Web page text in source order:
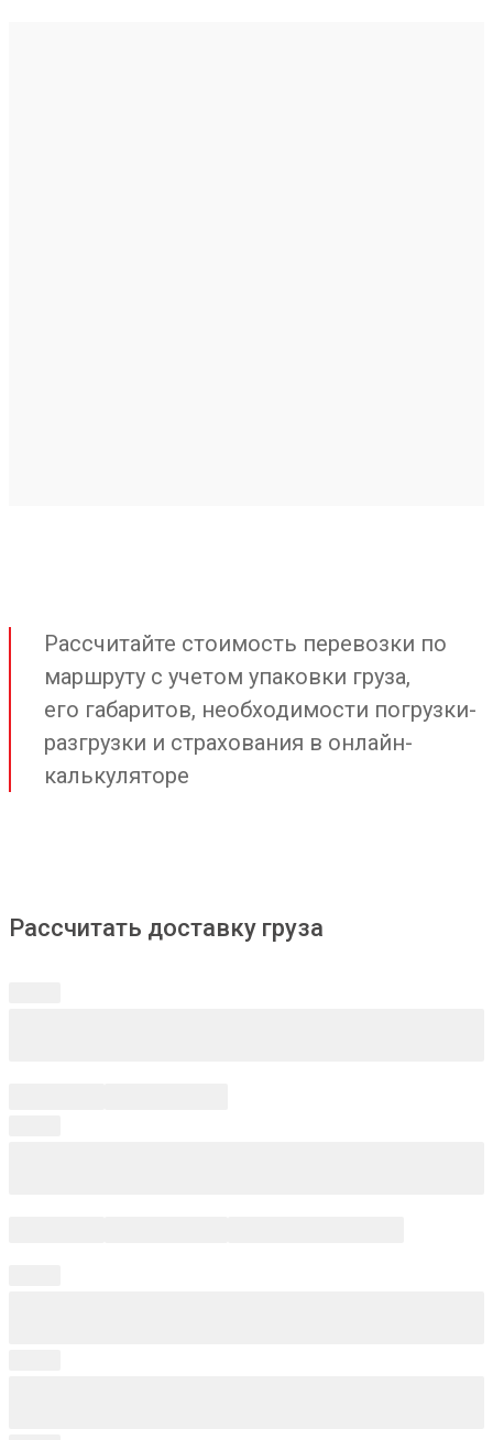
Рассчитайте стоимость перевозки по
маршруту с учетом упаковки груза,
его габаритов, необходимости погрузки-
разгрузки и страхования в онлайн-
калькуляторе
Рассчитать доставку груза